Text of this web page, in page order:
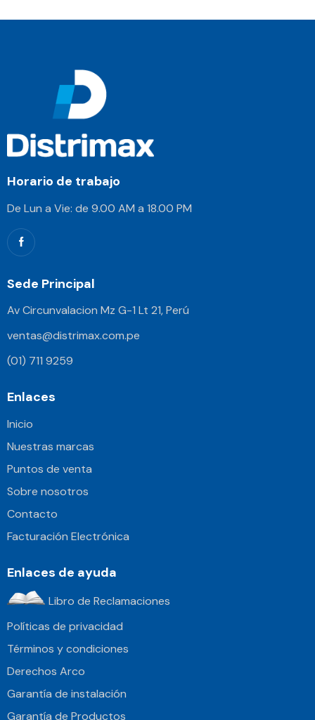
Horario de trabajo
De Lun a Vie: de 9.00 AM a 18.00 PM
Sede Principal
Av Circunvalacion Mz G-1 Lt 21, Perú
ventas@distrimax.com.pe
(01) 711 9259
Enlaces
Inicio
Nuestras marcas
Puntos de venta
Sobre nosotros
Contacto
Facturación Electrónica
Enlaces de ayuda
Libro de Reclamaciones
Políticas de privacidad
Términos y condiciones
Derechos Arco
Garantía de instalación
Garantía de Productos